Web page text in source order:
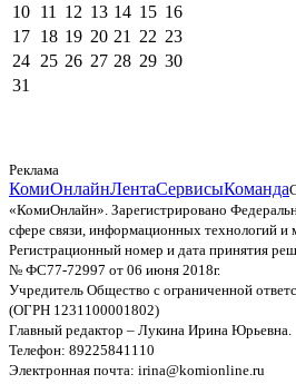
10 11 12 13 14 15 16
17 18 19 20 21 22 23
24 25 26 27 28 29 30
31
Реклама
КомиОнлайнЛентаСервисыКоманда
«КомиОнлайн». Зарегистрировано
сфере связи, информационных технологий и
Регистрационный номер и дата принятия
№ ФС77-72997 от 06 июня 2018г.
Учредитель Общество с ограниченной
(ОГРН 1231100001802)
Главный редактор – Лукина Ирина Юрьевна.
Телефон: 89225841110
Электронная почта: irina@komionline.ru